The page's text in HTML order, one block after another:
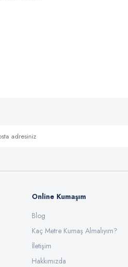
Gönder
Online Kumaşım
Blog
Kaç Metre Kumaş Almalıyım?
İletişim
Hakkımızda